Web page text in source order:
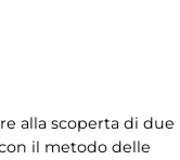
alla scoperta di due
il metodo delle